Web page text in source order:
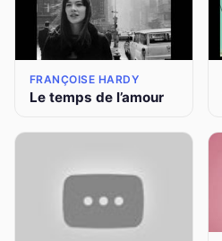
FRANÇOISE HARDY
Le temps de l’amour